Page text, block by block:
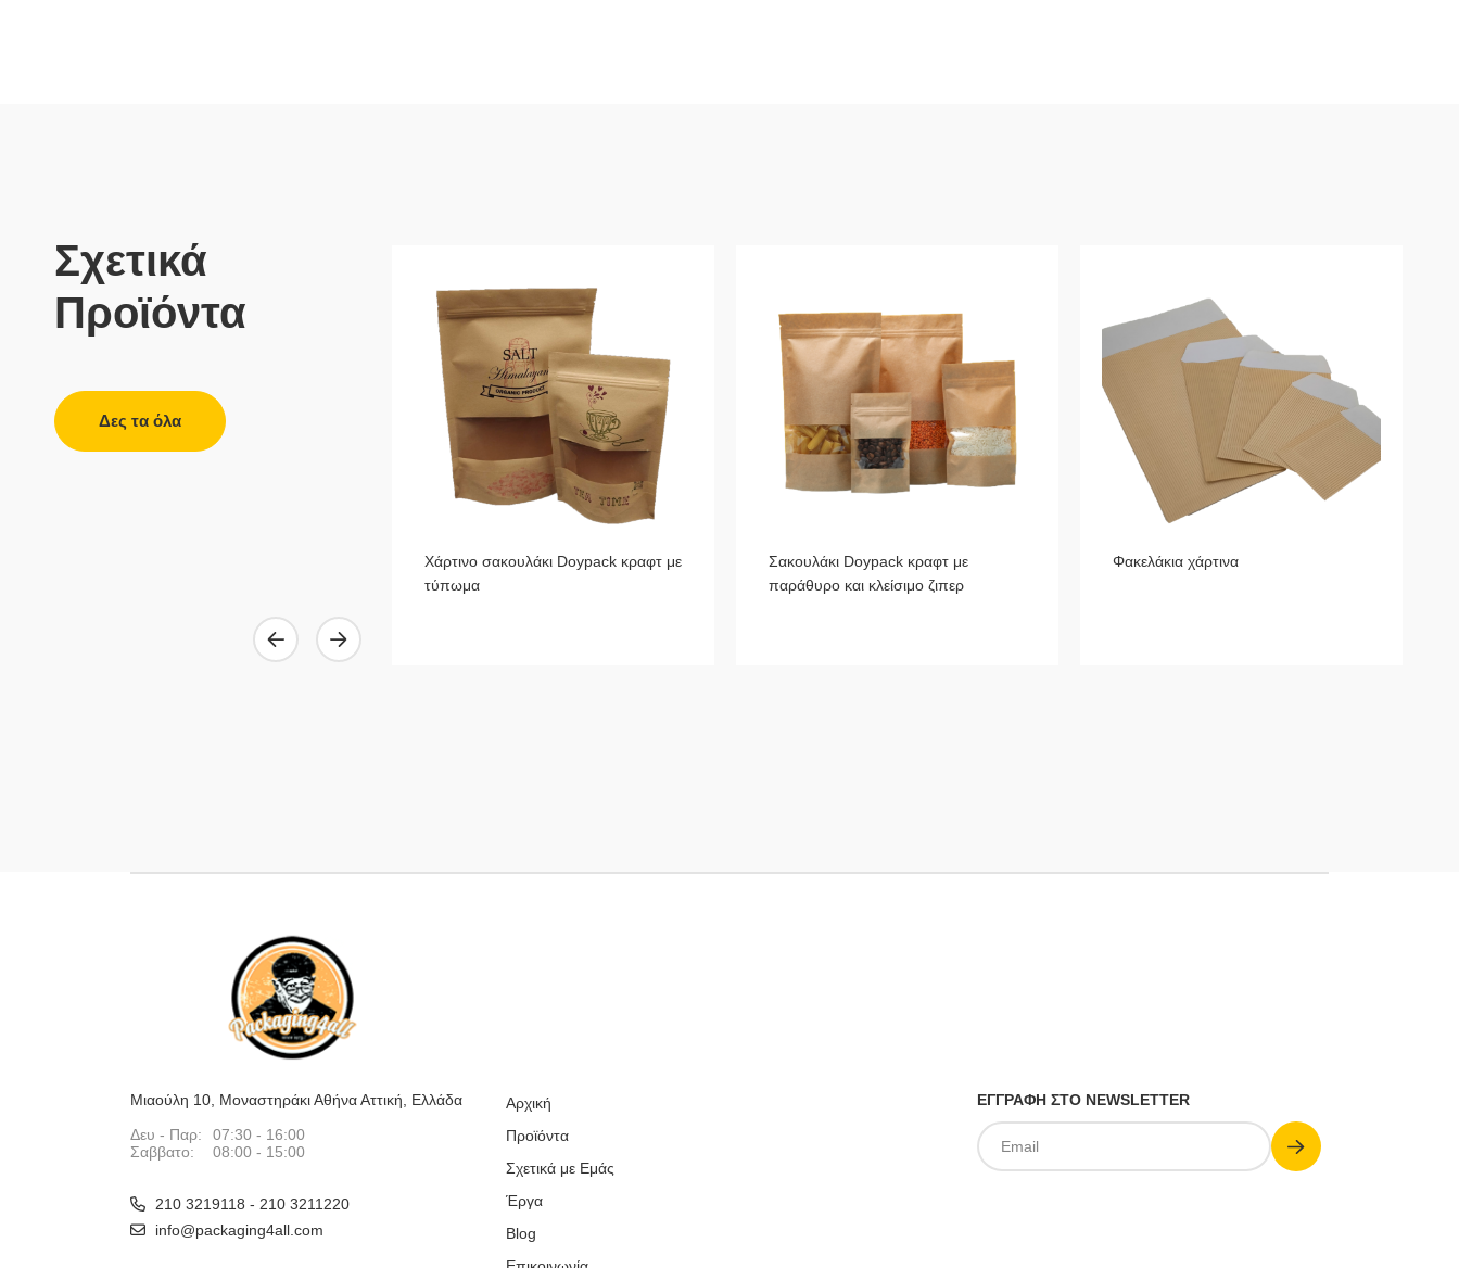
Σχετικά
Προϊόντα
Δες τα όλα
Χάρτινο σακουλάκι Doypack κραφτ με
τύπωμα
Σακουλάκι Doypack κραφτ με
παράθυρο και κλείσιμο ζιπερ
Φακελάκια χάρτινα
Μιαούλη 10, Μοναστηράκι Αθήνα Αττική, Ελλάδα
Δευ - Παρ:
Σαββατο:
07:30 - 16:00
08:00 - 15:00
210 3219118 - 210 3211220
info@packaging4all.com
Αρχική
Προϊόντα
Σχετικά με Εμάς
Έργα
Blog
ΕΓΓΡΑΦΗ ΣΤΟ NEWSLETTER
Email
Submit